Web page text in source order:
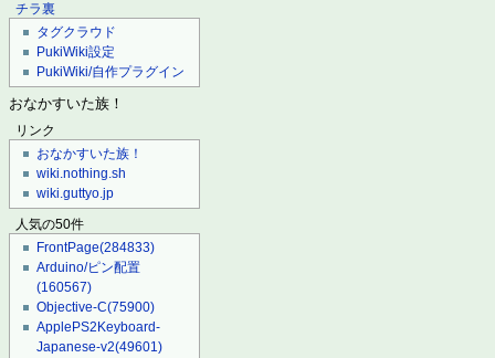
チラ裏
タグクラウド
PukiWiki設定
PukiWiki/自作プラグイン
おなかすいた族！
リンク
おなかすいた族！
wiki.nothing.sh
wiki.guttyo.jp
人気の50件
FrontPage(284833)
Arduino/ピン配置
(160567)
Objective-C(75900)
ApplePS2Keyboard-
Japanese-v2(49601)